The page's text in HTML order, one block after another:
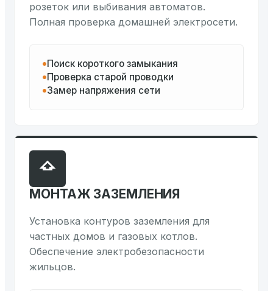
розеток или выбивания автоматов.
Полная проверка домашней электросети.
Поиск короткого замыкания
Проверка старой проводки
Замер напряжения сети
МОНТАЖ ЗАЗЕМЛЕНИЯ
Установка контуров заземления для
частных домов и газовых котлов.
Обеспечение электробезопасности
жильцов.